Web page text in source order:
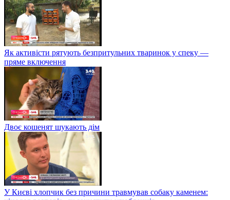
Як активісти рятують безпритульних тваринок у спеку —
пряме включення
Двоє кошенят шукають дім
У Києві хлопчик без причини травмував собаку каменем: